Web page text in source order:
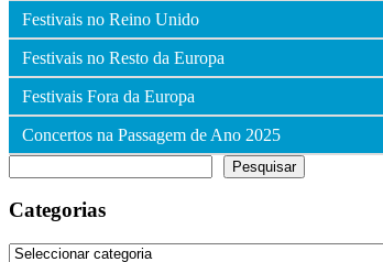
Festivais no Reino Unido
Festivais no Resto da Europa
Festivais Fora da Europa
Concertos na Passagem de Ano 2025
Pesquisar
Categorias
Categorias